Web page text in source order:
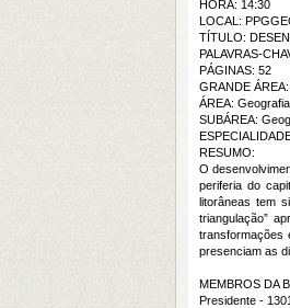
HORA: 14:30
LOCAL:
TÍTULO:
PALAVRAS-
PÁGINAS: 52
GRANDE
ÁREA: Geografia
SUBÁREA:
RESUMO:
O
periferia do
litorâneas tem
triangulação”
transformações
presenciam as
MEMBROS DA
Presidente -